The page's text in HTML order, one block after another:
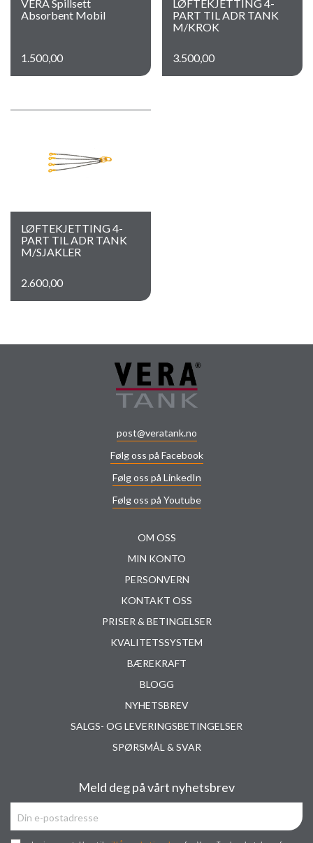
VERA Spillsett
Absorbent Mobil
1.500,00
LØFTEKJETTING 4-
PART TIL ADR TANK
M/KROK
3.500,00
LØFTEKJETTING 4-
PART TIL ADR TANK
M/SJAKLER
2.600,00
post@veratank.no
Følg oss på Facebook
Følg oss på LinkedIn
Følg oss på Youtube
OM OSS
MIN KONTO
PERSONVERN
KONTAKT OSS
PRISER & BETINGELSER
KVALITETSSYSTEM
BÆREKRAFT
BLOGG
NYHETSBREV
SALGS- OG LEVERINGSBETINGELSER
SPØRSMÅL & SVAR
Meld deg på vårt nyhetsbrev